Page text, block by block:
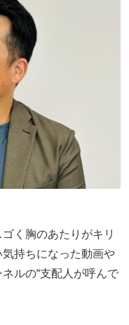
く胸のあたりがキリ
持ちになった動画や
ルの“支配人が呼んで